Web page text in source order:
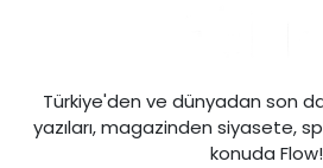
Türkiye'den ve dünyadan son
yazıları, magazinden siyasete,
konuda Flow!